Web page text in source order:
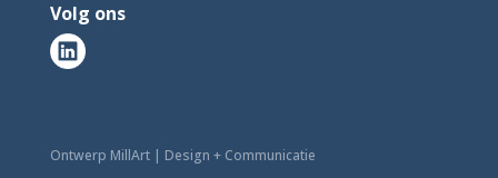
Volg ons
Ontwerp MillArt | Design + Communicatie